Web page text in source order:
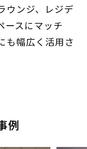
ウンジ、レジデ
ースにマッチ
も幅広く活用さ
例